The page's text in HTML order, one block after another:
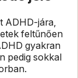
ADHD-jára,
feltűnően
gyakran
pedig sokkal